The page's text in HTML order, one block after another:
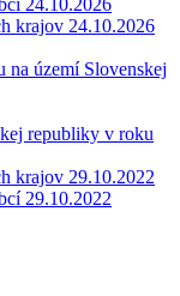
24.10.2026
krajov 24.10.2026
na území Slovenskej
republiky v roku
krajov 29.10.2022
29.10.2022